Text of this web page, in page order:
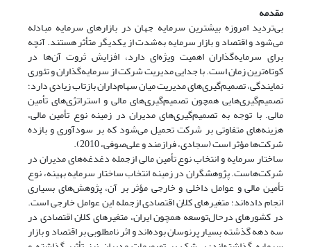
مقدمه
بی‌تردید امروزه بیشترین سرمایه جهان در بازارهای سرمایه مبادله
می‌شود و اقتصاد و بازار سرمایه به‌شدت از یکدیگر متأثر هستند. آنچه
برای سرمایه‌گذاران اهمیت ویژه‌ای دارد، افزایش ثروت آن‌ها در
کوتاه‌ترین زمان است. با جدایی مدیریت شرکت از سرمایه‌گذاران و تئوری
نمایندگی، تصمیم‌گیری‌های مدیریت میان سهام‌داران بازتاب زیادی دارد؛
تصمیم‌گیری‌هایی همچون تصمیم‌گیری‌های مالی و استراتژی‌های تأمین
مالی. با توجه به تصمیم‌گیری‌های مدیران در زمینه نوع تأمین مالی،
هزینه‌های متفاوتی بر شرکت تحمیل می‌شود که بر سودآوری و بازده
شرکت‌ها مؤثر است (سجادی، فرازمند و علی‌صوفی، 2010).
ساختار سرمایه و انتخاب نوع تأمین مالی ازجمله دغدغه‌های مدیران در
شرکت‌هاست. پژوهشگران در زمینه انتخاب ساختار سرمایه بهینه، نوع
تأمین مالی و عوامل داخلی و خارجی مؤثر بر آن، پژوهش‌های بسیاری
انجام داده‌اند؛ متغیرهای کلان اقتصادی ازجمله این عوامل خارجی است.
در کشورهای درحال‌توسعه همچون ایران، متغیرهای کلان اقتصادی در
سه دهه گذشته بسیار پرنوسان بوده‌اند و اثر نامطلوبی بر اقتصاد و بازار